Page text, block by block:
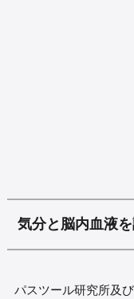
気分と脳内血液
パスツール研究所及